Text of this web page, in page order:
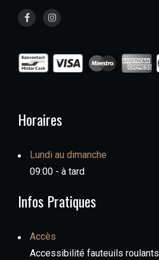
Horaires
Lundi au dimanche
09:00 - à tard
Infos Pratiques
Accès
Accessibilité fauteuils roulants